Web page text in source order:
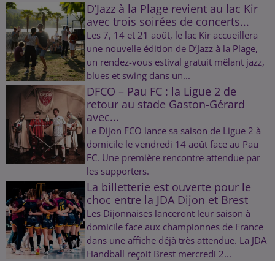
D’Jazz à la Plage revient au lac Kir
avec trois soirées de concerts...
Les 7, 14 et 21 août, le lac Kir accueillera
une nouvelle édition de D’Jazz à la Plage,
un rendez-vous estival gratuit mêlant jazz,
blues et swing dans un...
DFCO – Pau FC : la Ligue 2 de
retour au stade Gaston-Gérard
avec...
Le Dijon FCO lance sa saison de Ligue 2 à
domicile le vendredi 14 août face au Pau
FC. Une première rencontre attendue par
les supporters.
La billetterie est ouverte pour le
choc entre la JDA Dijon et Brest
Les Dijonnaises lanceront leur saison à
domicile face aux championnes de France
dans une affiche déjà très attendue. La JDA
Handball reçoit Brest mercredi 2...